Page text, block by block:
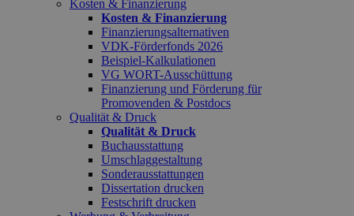
Kosten & Finanzierung
Kosten & Finanzierung
Finanzierungsalternativen
VDK-Förderfonds 2026
Beispiel-Kalkulationen
VG WORT-Ausschüttung
Finanzierung und Förderung für
Promovenden & Postdocs
Qualität & Druck
Qualität & Druck
Buchausstattung
Umschlaggestaltung
Sonderausstattungen
Dissertation drucken
Festschrift drucken